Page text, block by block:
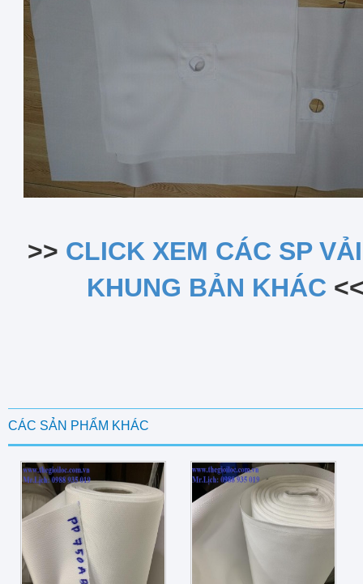
>> CLICK XEM CÁC SP
KHUNG BẢN KHÁC
CÁC SẢN PHẨM KHÁC